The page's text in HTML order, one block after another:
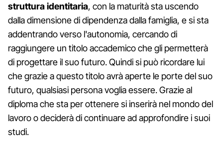
struttura identitaria, con la maturità sta uscendo
dalla dimensione di dipendenza dalla famiglia, e si sta
addentrando verso l'autonomia, cercando di
raggiungere un titolo accademico che gli permetterà
di progettare il suo futuro. Quindi si può ricordare lui
che grazie a questo titolo avrà aperte le porte del suo
futuro, qualsiasi persona voglia essere. Grazie al
diploma che sta per ottenere si inserirà nel mondo del
lavoro o deciderà di continuare ad approfondire i suoi
studi.